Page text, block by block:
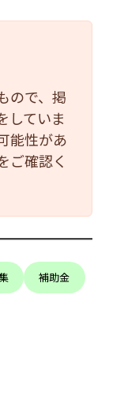
ので、掲
していま
能性があ
ご確認く
補助金